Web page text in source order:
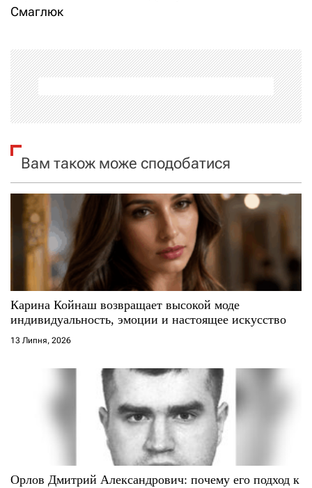
г
а
ц
і
а
п
с
і
в
Смаглюк
Вам також може сподобатися
Карина Койнаш возвращает высокой моде
индивидуальность, эмоции и настоящее искусство
13 Липня, 2026
Орлов Дмитрий Александрович: почему его подход к